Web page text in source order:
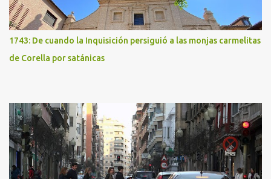
1743: De cuando la Inquisición persiguió a las monjas carmelitas
de Corella por satánicas